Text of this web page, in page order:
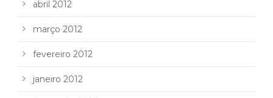
abril 2012
março 2012
fevereiro 2012
janeiro 2012